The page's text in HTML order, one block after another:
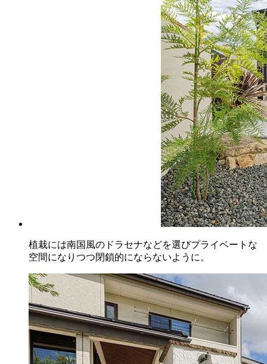
植栽には南国風のドラセナなどを選びプライベートな
空間になりつつ閉鎖的にならないように。